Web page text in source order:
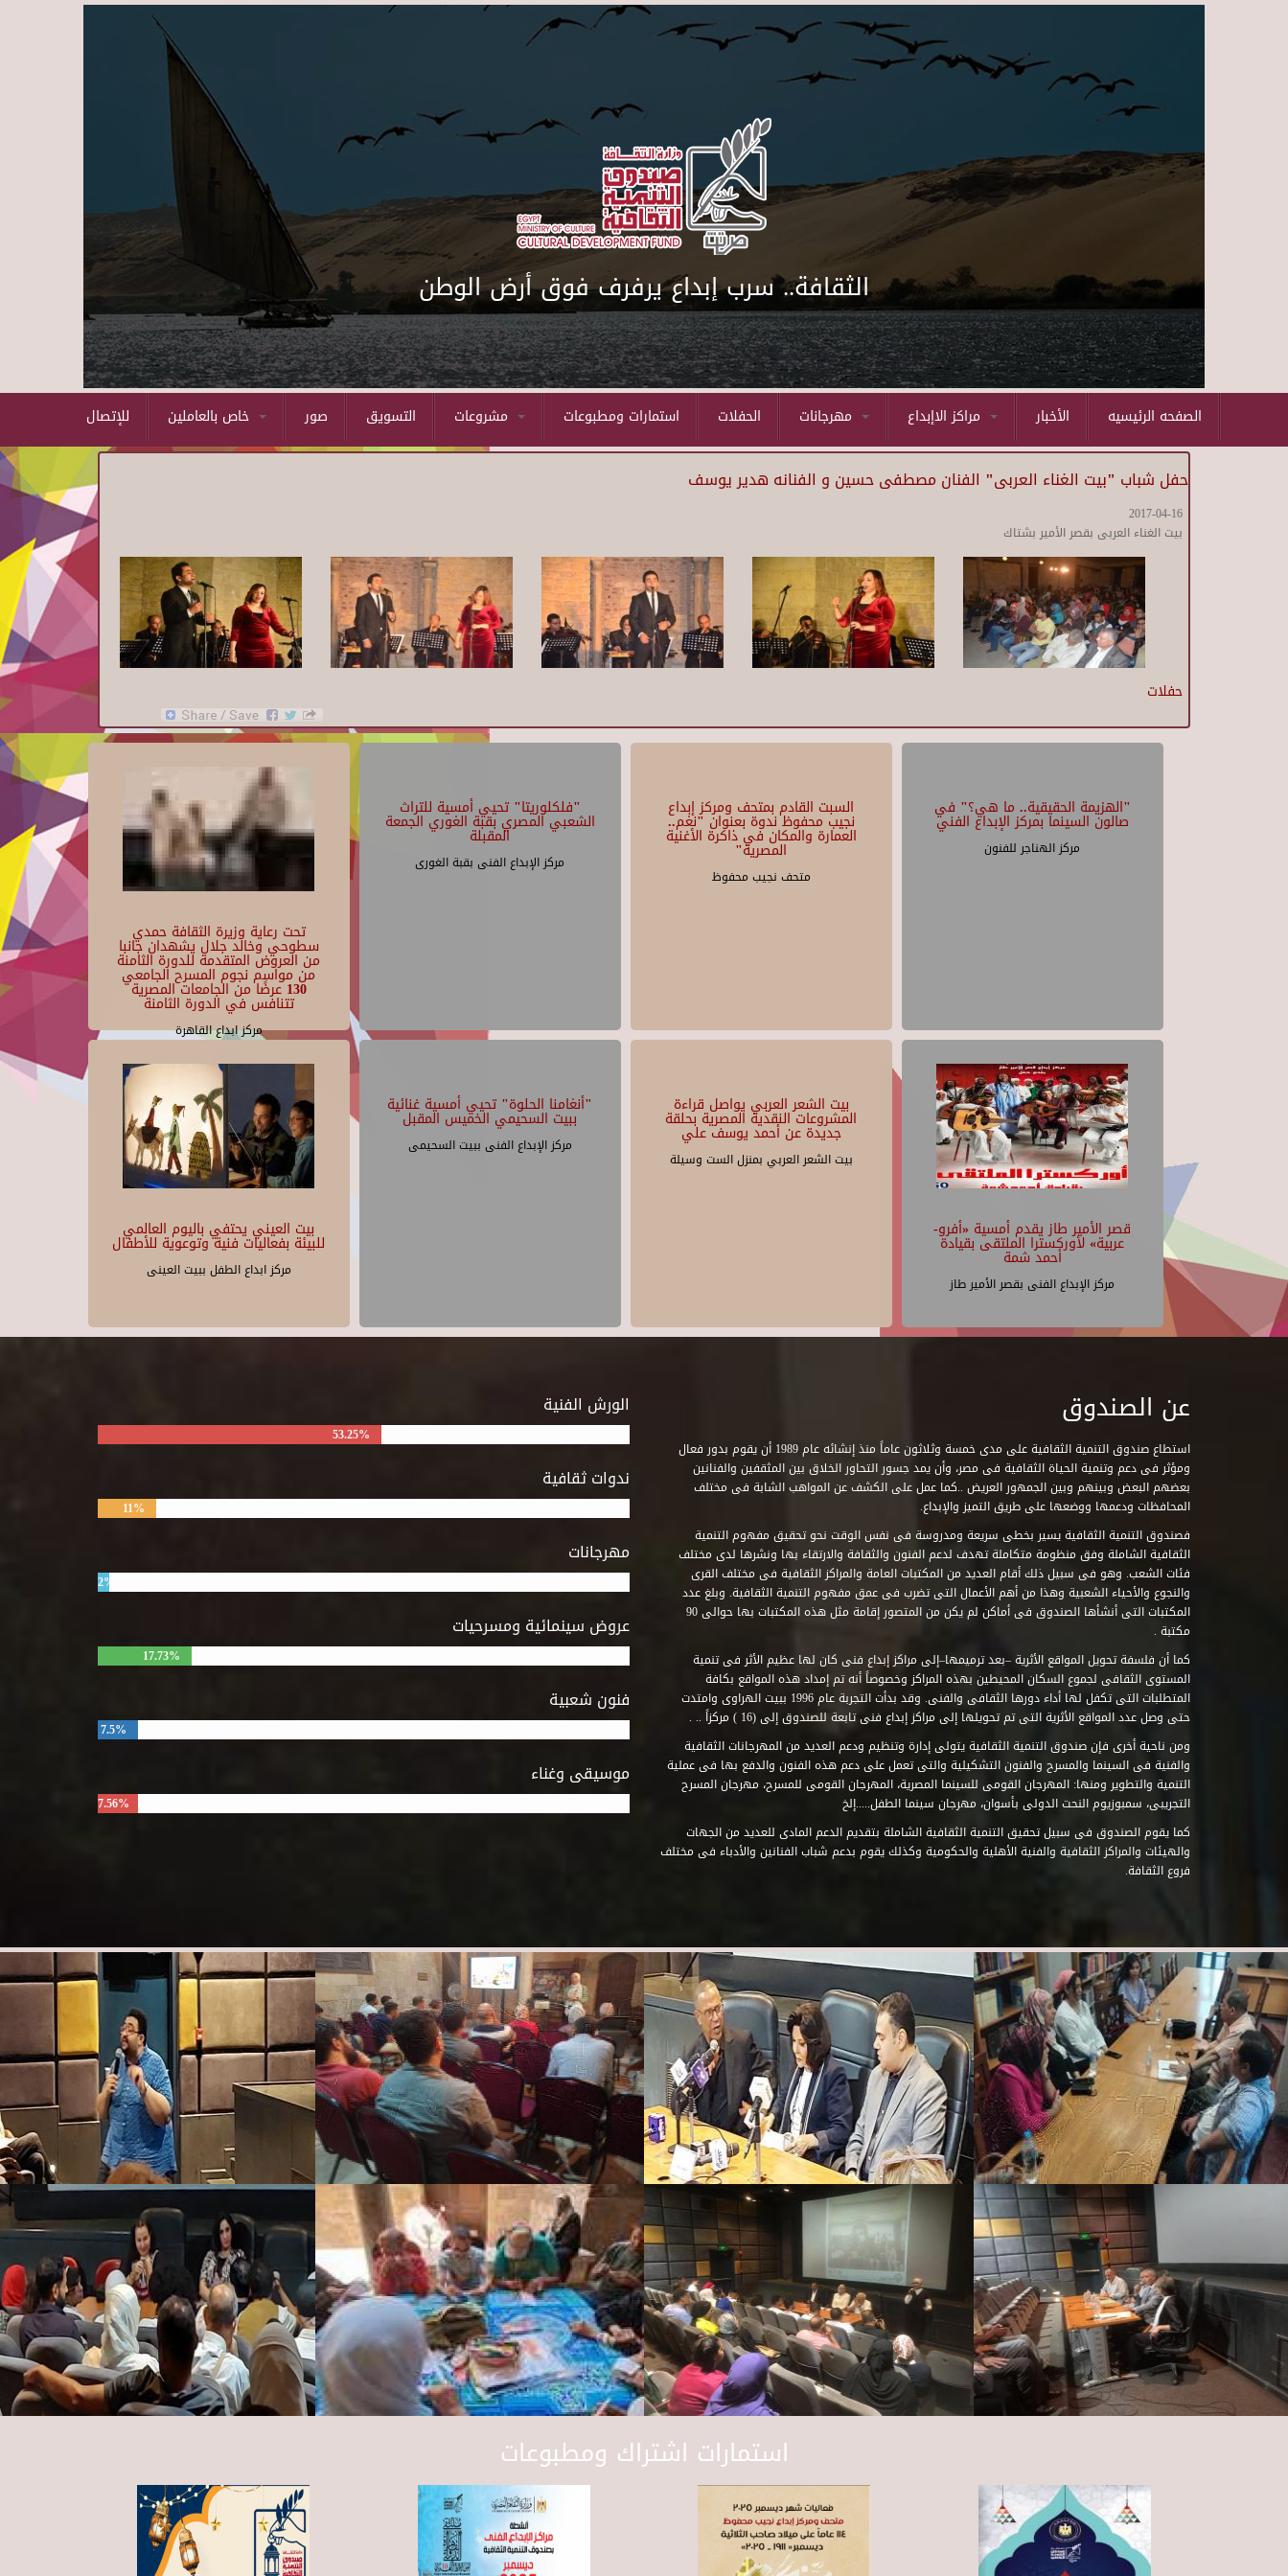
Skip to main content
الثقافة.. سرب إبداع يرفرف فوق أرض الوطن
للإتصال صور التسويق استمارات ومطبوعات الحفلات الأخبار الصفحه الرئيسيه
حفل شباب "بيت الغناء العربى" الفنان مصطفى حسين و الفنانه هدير يوسف
2017-04-16
بيت الغناء العربى بقصر الأمير بشتاك
حفلات
تحت رعاية وزيرة الثقافة حمدي
سطوحي وخالد جلال يشهدان جانبا
من العروض المتقدمة للدورة الثامنة
من مواسم نجوم المسرح الجامعي
130 عرضًا من الجامعات المصرية
تتنافس في الدورة الثامنة
مركز ابداع القاهرة
"فلكلوريتا" تحيي أمسية للتراث
الشعبي المصري بقبة الغوري الجمعة
المقبلة
مركز الإبداع الفنى بقبة الغورى
السبت القادم بمتحف ومركز إبداع
نجيب محفوظ ندوة بعنوان "نغم..
العمارة والمكان في ذاكرة الأغنية
المصرية"
متحف نجيب محفوظ
"الهزيمة الحقيقية.. ما هي؟" في
صالون السينما بمركز الإبداع الفني
مركز الهناجر للفنون
بيت العيني يحتفي باليوم العالمي
للبيئة بفعاليات فنية وتوعوية للأطفال
مركز ابداع الطفل ببيت العينى
"أنغامنا الحلوة" تحيي أمسية غنائية
ببيت السحيمي الخميس المقبل
مركز الإبداع الفنى ببيت السحيمى
بيت الشعر العربي يواصل قراءة
المشروعات النقدية المصرية بحلقة
جديدة عن أحمد يوسف علي
بيت الشعر العربي بمنزل الست وسيلة
قصر الأمير طاز يقدم أمسية «أفرو-
عربية» لأوركسترا الملتقى بقيادة
أحمد شمة
مركز الإبداع الفنى بقصر الأمير طاز
الورش الفنية
53.25%
ندوات ثقافية
11%
مهرجانات
2%
عروض سينمائية ومسرحيات
17.73%
فنون شعبية
7.5%
موسيقى وغناء
7.56%
عن الصندوق
استطاع صندوق التنمية الثقافية على مدى خمسة وثلاثون عاماً منذ إنشائه عام 1989 أن يقوم بدور فعال
ومؤثر فى دعم وتنمية الحياة الثقافية فى مصر، وأن يمد جسور التحاور الخلاق بين المثقفين والفنانين
بعضهم البعض وبينهم وبين الجمهور العريض ..كما عمل على الكشف عن المواهب الشابة فى مختلف
المحافظات ودعمها ووضعها على طريق التميز والإبداع.
فصندوق التنمية الثقافية يسير بخطى سريعة ومدروسة فى نفس الوقت نحو تحقيق مفهوم التنمية
الثقافية الشاملة وفق منظومة متكاملة تهدف لدعم الفنون والثقافة والارتقاء بها ونشرها لدى مختلف
فئات الشعب. وهو فى سبيل ذلك أقام العديد من المكتبات العامة والمراكز الثقافية فى مختلف القرى
والنجوع والأحياء الشعبية وهذا من أهم الأعمال التى تضرب فى عمق مفهوم التنمية الثقافية. وبلغ عدد
المكتبات التى أنشأها الصندوق فى أماكن لم يكن من المتصور إقامة مثل هذه المكتبات بها حوالى 90
مكتبة .
كما أن فلسفة تحويل المواقع الأثرية –بعد ترميمها–إلى مراكز إبداع فنى كان لها عظيم الأثر فى تنمية
المستوى الثقافى لجموع السكان المحيطين بهذه المراكز وخصوصاً أنه تم إمداد هذه المواقع بكافة
المتطلبات التى تكفل لها أداء دورها الثقافى والفنى. وقد بدأت التجربة عام 1996 ببيت الهراوى وامتدت
حتى وصل عدد المواقع الأثرية التى تم تحويلها إلى مراكز إبداع فنى تابعة للصندوق إلى (16 ) مركزاً .. .
ومن ناحية أخرى فإن صندوق التنمية الثقافية يتولى إدارة وتنظيم ودعم العديد من المهرجانات الثقافية
والفنية فى السينما والمسرح والفنون التشكيلية والتى تعمل على دعم هذه الفنون والدفع بها فى عملية
التنمية والتطوير ومنها: المهرجان القومى للسينما المصرية، المهرجان القومى للمسرح، مهرجان المسرح
التجريبى، سمبوزيوم النحت الدولى بأسوان، مهرجان سينما الطفل.....إلخ
كما يقوم الصندوق فى سبيل تحقيق التنمية الثقافية الشاملة بتقديم الدعم المادى للعديد من الجهات
والهيئات والمراكز الثقافية والفنية الأهلية والحكومية وكذلك يقوم بدعم شباب الفنانين والأدباء فى مختلف
فروع الثقافة.
استمارات اشتراك ومطبوعات